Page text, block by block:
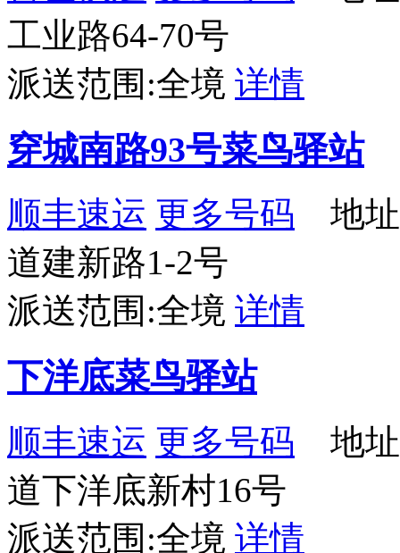
工业路64-70号
派送范围:全境 详情
穿城南路93号菜鸟驿站
顺丰速运 更多号码 地址
道建新路1-2号
派送范围:全境 详情
下洋底菜鸟驿站
顺丰速运 更多号码 地址
道下洋底新村16号
派送范围:全境 详情